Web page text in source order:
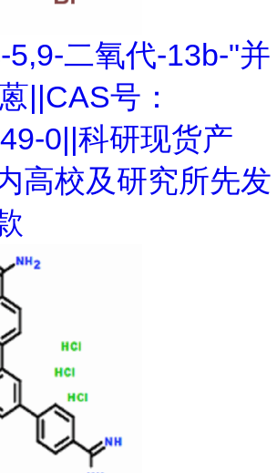
5,9-二氧代-13b-"并
||CAS号：
0||科研现货产
高校及研究所先发